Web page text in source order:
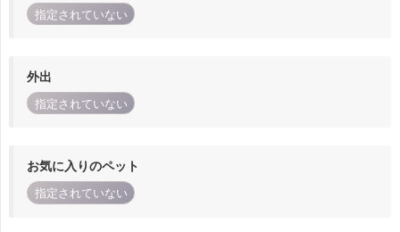
指定されていない
外出
指定されていない
お気に入りのペット
指定されていない